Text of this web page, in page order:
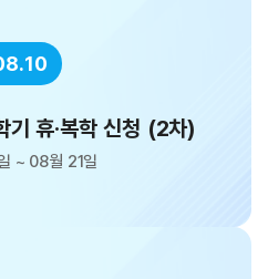
휴·복학 신청 (2차)
~ 08월 21일